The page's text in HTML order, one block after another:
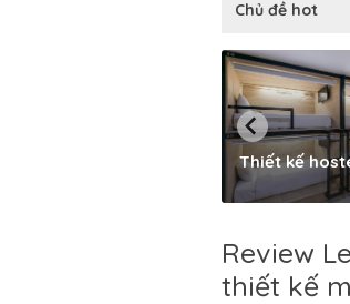
Chủ đề hot
Thiết kế
Review
thiết kế